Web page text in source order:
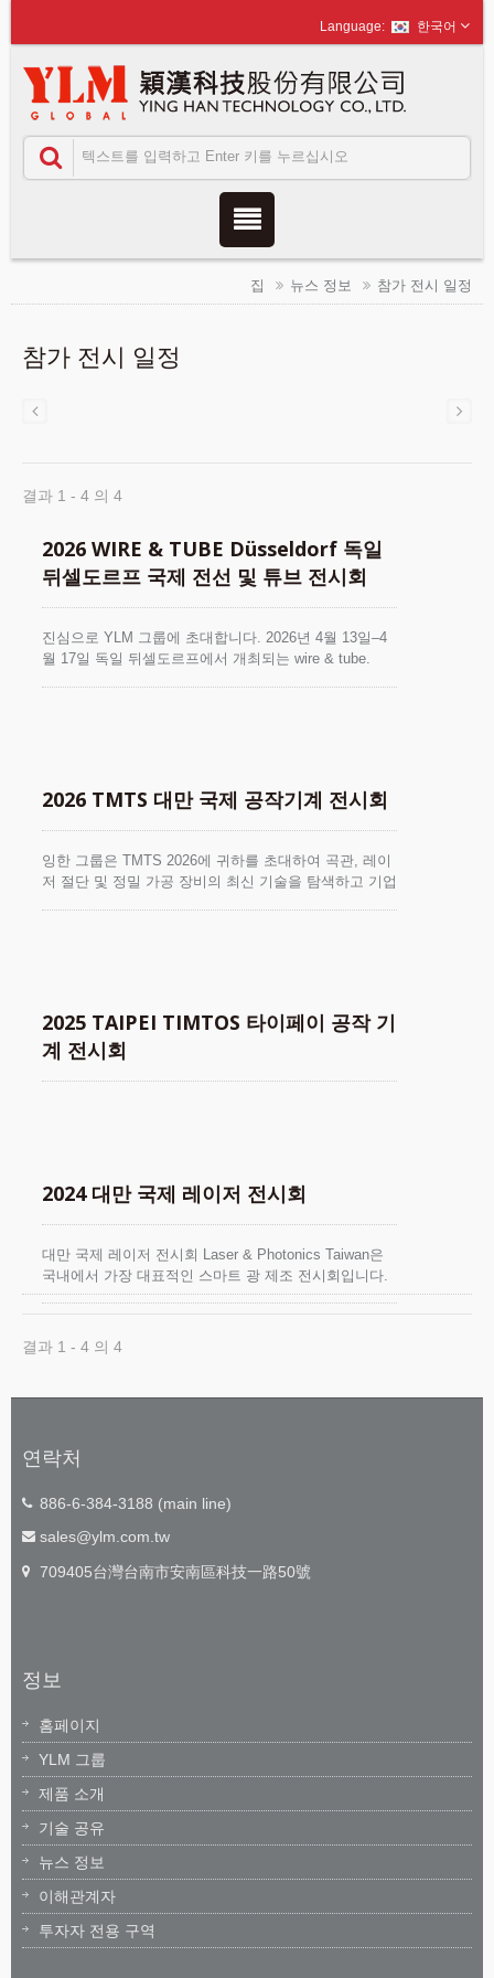
한국어
집 뉴스 정보 참가 전시 일정
참가 전시 일정
결과 1 - 4 의 4
2026 WIRE & TUBE Düsseldorf 독일
뒤셀도르프 국제 전선 및 튜브 전시회
진심으로 YLM 그룹에 초대합니다. 2026년 4월 13일–4
월 17일 독일 뒤셀도르프에서 개최되는 wire & tube.
2026 TMTS 대만 국제 공작기계 전시회
잉한 그룹은 TMTS 2026에 귀하를 초대하여 곡관, 레이
저 절단 및 정밀 가공 장비의 최신 기술을 탐색하고 기업
2025 TAIPEI TIMTOS 타이페이 공작 기
계 전시회
2024 대만 국제 레이저 전시회
대만 국제 레이저 전시회 Laser & Photonics Taiwan은
국내에서 가장 대표적인 스마트 광 제조 전시회입니다.
YLM은 인기 있는 베스트셀러 모델의 광섬유 레이저 응
니다.
결과 1 - 4 의 4
연락처
886-6-384-3188 (main line)
sales@ylm.com.tw
709405台灣台南市安南區科技一路50號
정보
홈페이지
YLM 그룹
제품 소개
기술 공유
뉴스 정보
이해관계자
투자자 전용 구역